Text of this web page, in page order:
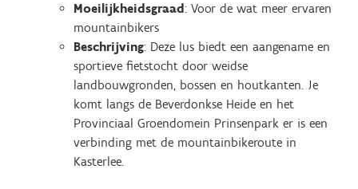
Moeilijkheidsgraad: Voor de wat meer ervaren
mountainbikers
Beschrijving: Deze lus biedt een aangename en
sportieve fietstocht door weidse
landbouwgronden, bossen en houtkanten. Je
komt langs de Beverdonkse Heide en het
Provinciaal Groendomein Prinsenpark er is een
verbinding met de mountainbikeroute in
Kasterlee.